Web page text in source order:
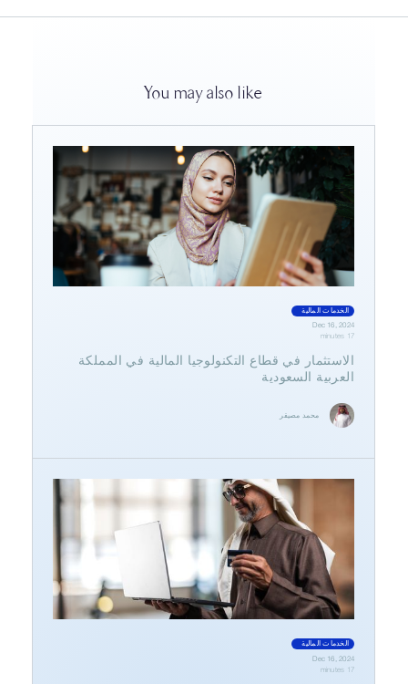
You may also like
الخدمات المالية
Dec 16, 2024
17 minutes
الاستثمار في قطاع التكنولوجيا المالية في المملكة
العربية السعودية
محمد مصيقر
الخدمات المالية
Dec 16, 2024
17 minutes